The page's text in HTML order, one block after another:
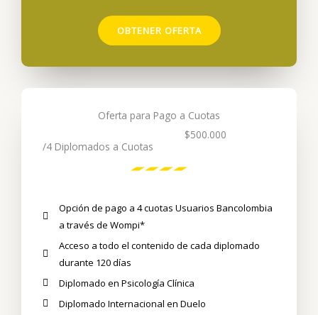
OBTENER OFERTA
Oferta para Pago a Cuotas​
$500.000
/4 Diplomados a Cuotas
Opción de pago a 4 cuotas Usuarios Bancolombia
a través de Wompi*
Acceso a todo el contenido de cada diplomado
durante 120 días
Diplomado en Psicología Clínica
Diplomado Internacional en Duelo